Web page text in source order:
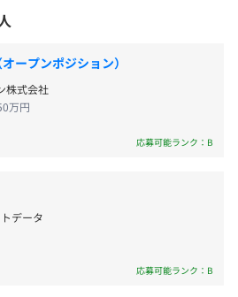
客様先
る事項
％、男性社員の取得実績あり）
り）
種類以上）を取得申請した月よ
）
流工程のみならず上流工程で
ードウェアの設計・開発まで
ーカー様と
最先端技術領域の業務依頼を
も多いため、弊社のエンジニ
の高い先端スキルを身に着け
ます。また、世界で愛用される
を感じながら仕事に熱中して
目指した
尊重しています。そこで用意さ
ロジェクトをマネジメントす
ープンポジション）
株式会社
万円
応募可能ランク：B
データ
応募可能ランク：B